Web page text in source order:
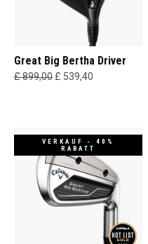
Great Big Bertha Driver
£ 899,00 £ 539,40
VERKAUF - 40%
RABATT